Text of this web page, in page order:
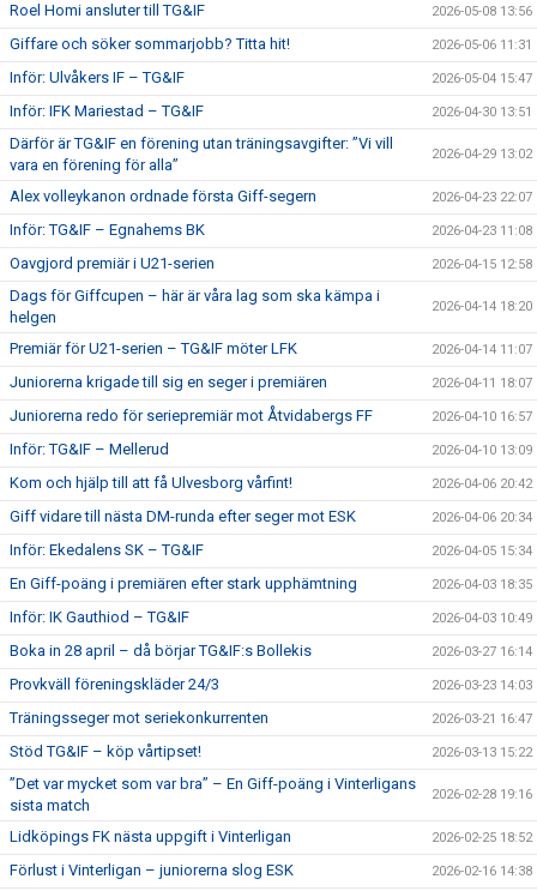
Roel Homi ansluter till TG&IF 2026-05-08 13:56
Giffare och söker sommarjobb? Titta hit! 2026-05-06 11:31
Inför: Ulvåkers IF – TG&IF 2026-05-04 15:47
Inför: IFK Mariestad – TG&IF 2026-04-30 13:51
Därför är TG&IF en förening utan träningsavgifter: ”Vi vill
vara en förening för alla”
2026-04-29 13:02
Alex volleykanon ordnade första Giff-segern 2026-04-23 22:07
Inför: TG&IF – Egnahems BK 2026-04-23 11:08
Oavgjord premiär i U21-serien 2026-04-15 12:58
Dags för Giffcupen – här är våra lag som ska kämpa i
helgen
2026-04-14 18:20
Premiär för U21-serien – TG&IF möter LFK 2026-04-14 11:07
Juniorerna krigade till sig en seger i premiären 2026-04-11 18:07
Juniorerna redo för seriepremiär mot Åtvidabergs FF 2026-04-10 16:57
Inför: TG&IF – Mellerud 2026-04-10 13:09
Kom och hjälp till att få Ulvesborg vårfint! 2026-04-06 20:42
Giff vidare till nästa DM-runda efter seger mot ESK 2026-04-06 20:34
Inför: Ekedalens SK – TG&IF 2026-04-05 15:34
En Giff-poäng i premiären efter stark upphämtning 2026-04-03 18:35
Inför: IK Gauthiod – TG&IF 2026-04-03 10:49
Boka in 28 april – då börjar TG&IF:s Bollekis 2026-03-27 16:14
Provkväll föreningskläder 24/3 2026-03-23 14:03
Träningsseger mot seriekonkurrenten 2026-03-21 16:47
Stöd TG&IF – köp vårtipset! 2026-03-13 15:22
”Det var mycket som var bra” – En Giff-poäng i Vinterligans
sista match
2026-02-28 19:16
Lidköpings FK nästa uppgift i Vinterligan 2026-02-25 18:52
Förlust i Vinterligan – juniorerna slog ESK 2026-02-16 14:38